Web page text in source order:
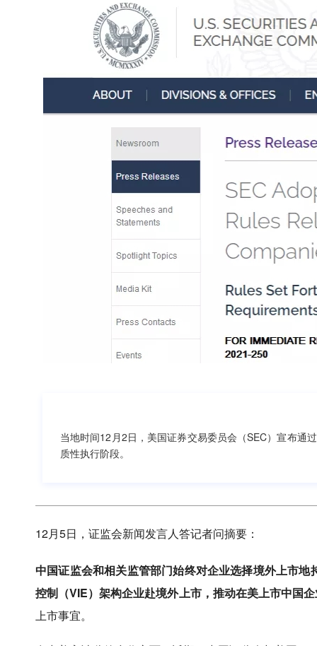
当地时间12月2日，美国证券交易委员会（SEC）宣布通
质性执行阶段。
12月5日，证监会新闻发言人答记者问摘要：
中国证监会和相关监管部门始终对企业选择境外上市
控制（VIE）架构企业赴境外上市，推动在美上市中国
上市事宜。